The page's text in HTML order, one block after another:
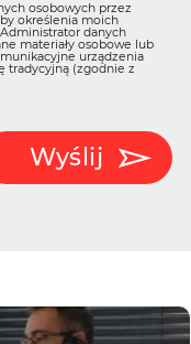
osobowych przez
określenia moich
danych
materiały osobowe lub
urządzenia
tradycyjną (zgodnie z
Wyślij